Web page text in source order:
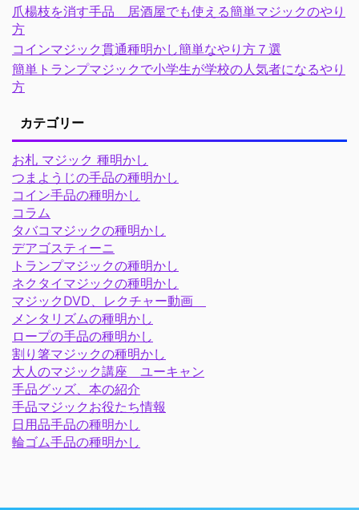
爪楊枝を消す手品 居酒屋でも使える簡単マジックのやり
方
コインマジック貫通種明かし簡単なやり方７選
簡単トランプマジックで小学生が学校の人気者になるやり
方
カテゴリー
お札 マジック 種明かし
つまようじの手品の種明かし
コイン手品の種明かし
コラム
タバコマジックの種明かし
デアゴスティーニ
トランプマジックの種明かし
ネクタイマジックの種明かし
マジックDVD、レクチャー動画
メンタリズムの種明かし
ロープの手品の種明かし
割り箸マジックの種明かし
大人のマジック講座 ユーキャン
手品グッズ、本の紹介
手品マジックお役たち情報
日用品手品の種明かし
輪ゴム手品の種明かし